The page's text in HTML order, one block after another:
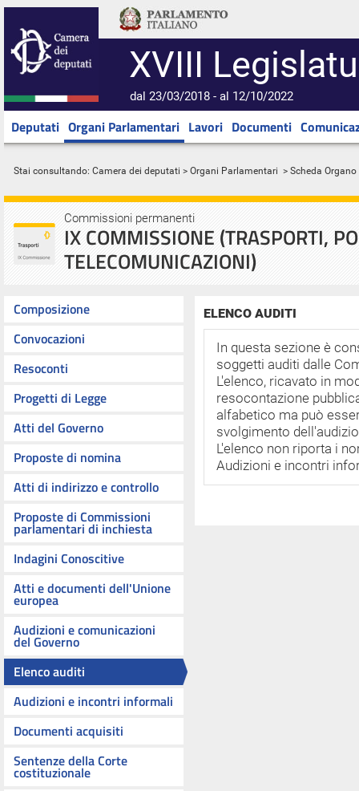
XVIII
dal 23/03/2018 - al 12/10/2022
Deputati Organi Parlamentari Lavori Documenti
Stai consultando: Camera dei deputati > Organi Parlamentari > Scheda Organo
Commissioni permanenti
IX COMMISSIONE (TRASPORTI,
TELECOMUNICAZIONI)
Composizione
Convocazioni
Resoconti
Progetti di Legge
Atti del Governo
Proposte di nomina
Atti di indirizzo e controllo
Proposte di Commissioni
parlamentari di inchiesta
Indagini Conoscitive
Atti e documenti dell'Unione
europea
Audizioni e comunicazioni
del Governo
Elenco auditi
Audizioni e incontri informali
Documenti acquisiti
Sentenze della Corte
costituzionale
ELENCO AUDITI
In questa sezione è
soggetti auditi dalle
L'elenco, ricavato in
resocontazione
alfabetico ma può
svolgimento
L'elenco non riporta i
Audizioni e incontri